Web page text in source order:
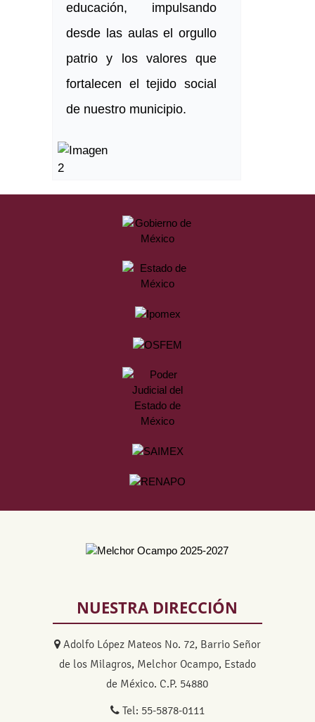
educación, impulsando
desde las aulas el orgullo
patrio y los valores que
fortalecen el tejido social
de nuestro municipio.
NUESTRA DIRECCIÓN
Adolfo López Mateos No. 72, Barrio Señor
de los Milagros, Melchor Ocampo, Estado
de México. C.P. 54880
Tel: 55-5878-0111